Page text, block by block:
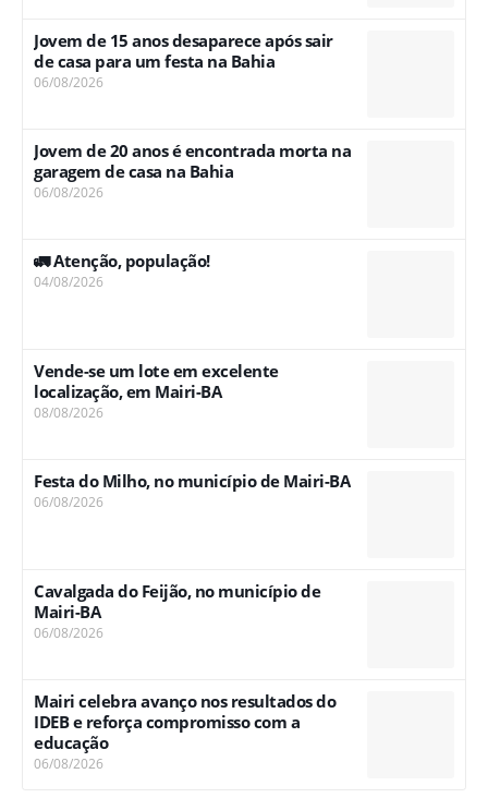
Jovem de 15 anos desaparece após sair
de casa para um festa na Bahia
06/08/2026
Jovem de 20 anos é encontrada morta na
garagem de casa na Bahia
06/08/2026
🚛 Atenção, população!
04/08/2026
Vende-se um lote em excelente
localização, em Mairi-BA
08/08/2026
Festa do Milho, no município de Mairi-BA
06/08/2026
Cavalgada do Feijão, no município de
Mairi-BA
06/08/2026
Mairi celebra avanço nos resultados do
IDEB e reforça compromisso com a
educação
06/08/2026